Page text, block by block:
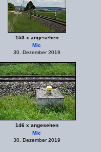
153 x angesehen
Mic
30. Dezember 2019
146 x angesehen
Mic
30. Dezember 2019